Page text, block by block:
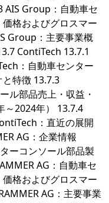
AIS Group：自動車セ
格およびグロスマー
Group：主要事業概
ContiTech 13.7.1
：自動車センター
特徴 13.7.3
ル部品売上・収益・
～2024年） 13.7.4
：直近の展開
AG：企業情報
ーコンソール部品製
AG：自動車セ
格およびグロスマー
AG：主要事業